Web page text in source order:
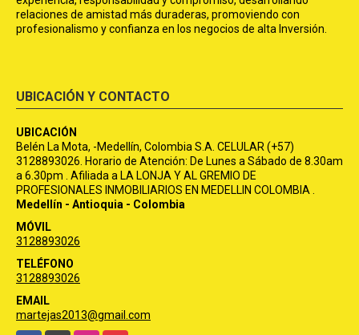
relaciones de amistad más duraderas, promoviendo con
profesionalismo y confianza en los negocios de alta Inversión.
UBICACIÓN Y CONTACTO
UBICACIÓN
Belén La Mota, -Medellín, Colombia S.A. CELULAR (+57)
3128893026. Horario de Atención: De Lunes a Sábado de 8.30am
a 6.30pm . Afiliada a LA LONJA Y AL GREMIO DE
PROFESIONALES INMOBILIARIOS EN MEDELLIN COLOMBIA .
Medellín - Antioquia - Colombia
MÓVIL
3128893026
TELÉFONO
3128893026
EMAIL
martejas2013@gmail.com